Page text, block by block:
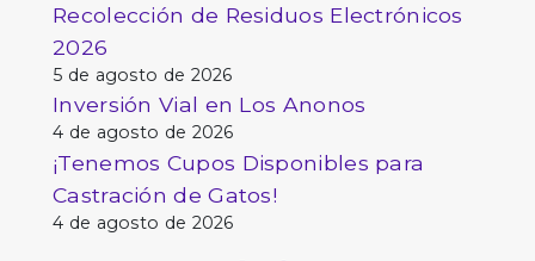
Recolección de Residuos Electrónicos
2026
5 de agosto de 2026
Inversión Vial en Los Anonos
4 de agosto de 2026
¡Tenemos Cupos Disponibles para
Castración de Gatos!
4 de agosto de 2026